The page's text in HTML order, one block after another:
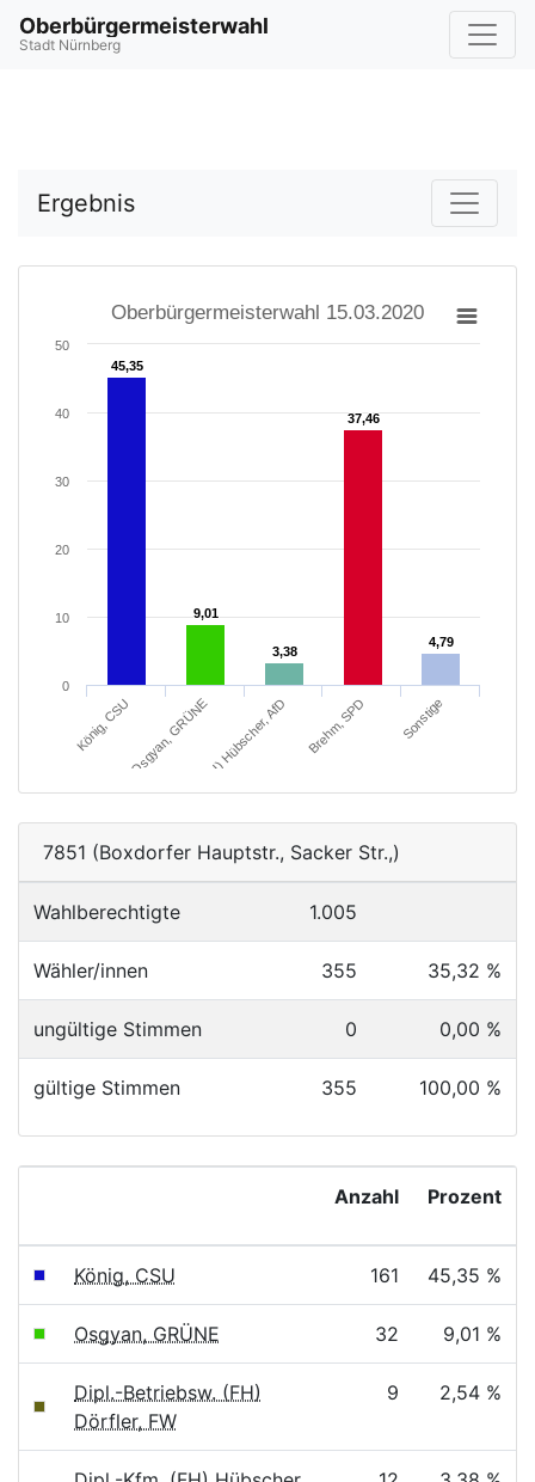
Oberbürgermeisterwahl
Stadt Nürnberg
Ergebnis
Oberbürgermeisterwahl 15.03.2020
45,35
45,35
9,01
9,01
3,38
3,38
37,46
37,46
4,79
4,79
König, CSU Osgyan, GRÜNE
Dipl.-Kfm. (FH) Hübscher, AfD Brehm, SPD Sonstige
0
10
20
30
40
50
7851 (Boxdorfer Hauptstr., Sacker Str.,)
Wahlberechtigte 1.005
Wähler/innen 355 35,32 %
ungültige Stimmen 0 0,00 %
gültige Stimmen 355 100,00 %
Anzahl Prozent
König, CSU 161 45,35 %
Osgyan, GRÜNE 32 9,01 %
Dipl.-Betriebsw. (FH)
Dörfler, FW
9 2,54 %